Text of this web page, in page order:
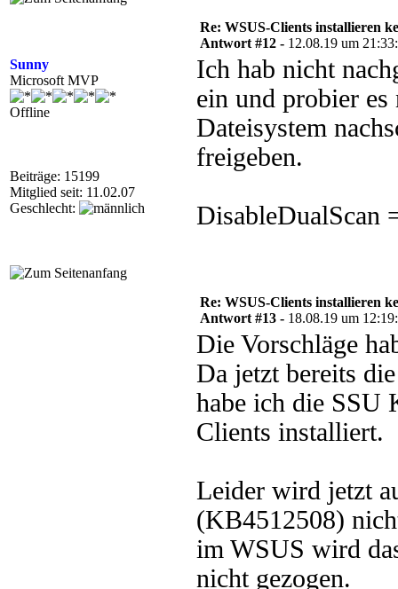
Sunny
Microsoft MVP
Offline
Beiträge: 15199
Mitglied seit: 11.02.07
Geschlecht:
Re: WSUS-Clients installieren
Antwort #12 - 12.08.19 um
Ich hab nicht
ein und probier
Dateisystem
freigeben.
DisableDualScan
Re: WSUS-Clients installieren
Antwort #13 - 18.08.19 um
Die Vorschläge
Da jetzt bereits
habe ich die SSU
Clients installiert.
Leider wird jetzt
(KB4512508)
im WSUS wird
nicht gezogen.